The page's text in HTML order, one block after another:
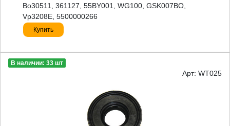
Bo30511, 361127, 55BY001, WG100, GSK007BO,
Vp3208E, 5500000266
Купить
В наличии: 33 шт
Арт: WT025